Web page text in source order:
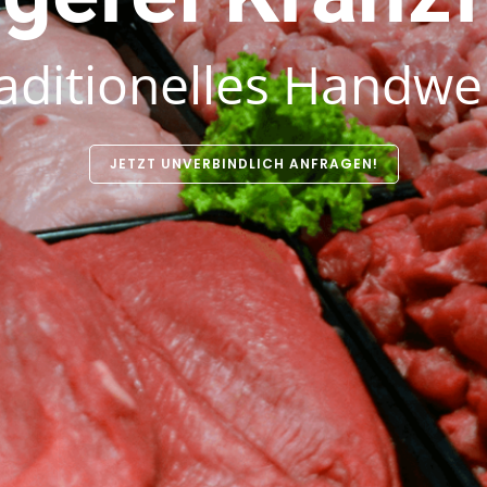
JETZT UNVERBINDLICH ANFRAGEN!